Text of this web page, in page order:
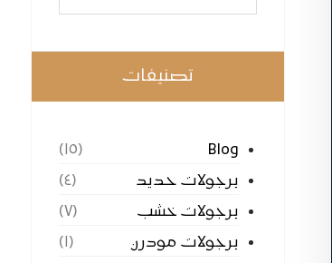
تصنيفات
Blog
(١٥)
برجولات حديد
(٤)
برجولات خشب
(٧)
برجولات مودرن
(١)